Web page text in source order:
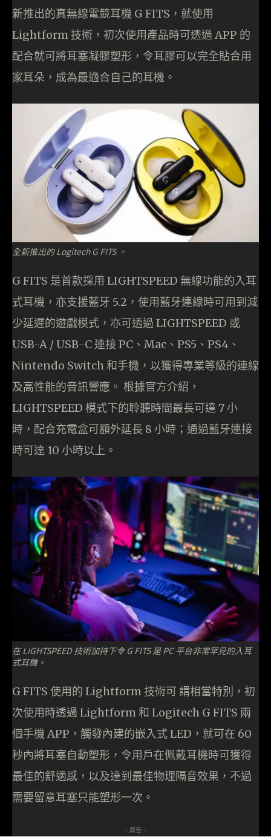
新推出的真無線電競耳機 G FITS，就使用
Lightform 技術，初次使用產品時可透過 APP 的
配合就可將耳塞凝膠塑形，令耳膠可以完全貼合用
家耳朵，成為最適合自己的耳機。
全新推出的 Logitech G FITS 。
G FITS 是首款採用 LIGHTSPEED 無線功能的入耳
式耳機，亦支援藍牙 5.2，使用藍牙連線時可用到減
少延遲的遊戲模式，亦可透過 LIGHTSPEED 或
USB-A / USB-C 連接 PC、Mac、PS5、PS4、
Nintendo Switch 和手機，以獲得專業等級的連線
及高性能的音訊響應。 根據官方介紹，
LIGHTSPEED 模式下的聆聽時間最長可達 7 小
時，配合充電盒可額外延長 8 小時；通過藍牙連接
時可達 10 小時以上。
在 LIGHTSPEED 技術加持下令 G FITS 是 PC 平台非常罕見的入耳
式耳機。
G FITS 使用的 Lightform 技術可 謂相當特別，初
次使用時透過 Lightform 和 Logitech G FITS 兩
個手機 APP，觸發內建的嵌入式 LED，就可在 60
秒內將耳塞自動塑形，令用戶在佩戴耳機時可獲得
最佳的舒適感，以及達到最佳物理隔音效果，不過
需要留意耳塞只能塑形一次。
- 廣告 -